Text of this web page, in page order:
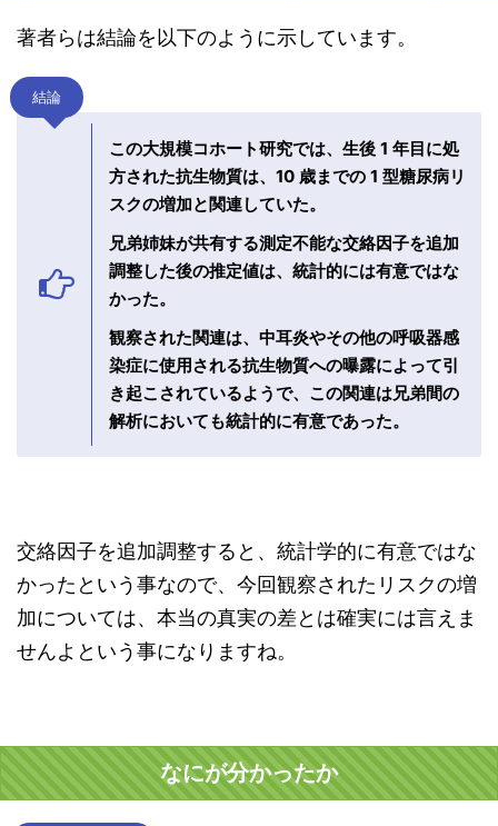
著者らは結論を以下のように示しています。
結論
この大規模コホート研究では、生後 1 年目に処
方された抗生物質は、10 歳までの 1 型糖尿病リ
スクの増加と関連していた。
兄弟姉妹が共有する測定不能な交絡因子を追加
調整した後の推定値は、統計的には有意ではな
かった。
観察された関連は、中耳炎やその他の呼吸器感
染症に使用される抗生物質への曝露によって引
き起こされているようで、この関連は兄弟間の
解析においても統計的に有意であった。
交絡因子を追加調整すると、統計学的に有意ではな
かったという事なので、今回観察されたリスクの増
加については、本当の真実の差とは確実には言えま
せんよという事になりますね。
なにが分かったか